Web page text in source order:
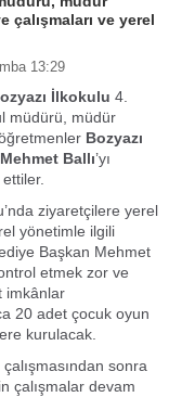
çalışmaları ve yerel
13:29
İlkokulu 4.
müdürü, müdür
öğretmenler Bozyazı
Ballı’yı
ziyaretçilere yerel
yönetimle ilgili
Başkan Mehmet
etmek zor ve
imkânlar
20 adet çocuk oyun
kurulacak.
sonra
çalışmalar devam